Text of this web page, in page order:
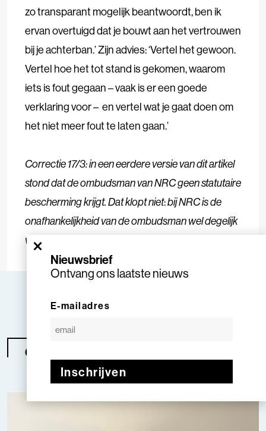
zo transparant mogelijk beantwoordt, ben ik
ervan overtuigd dat je bouwt aan het vertrouwen
bij je achterban.’ Zijn advies: ‘Vertel het gewoon.
Vertel hoe het tot stand is gekomen, waarom
iets is fout gegaan – vaak is er een goede
verklaring voor – en vertel wat je gaat doen om
het niet meer fout te laten gaan.’
Correctie17/3: in een eerdere versie van dit artikel
stond dat de ombudsman van NRC geen statutaire
bescherming krijgt. Dat klopt niet:bij NRC is de
onafhankelijkheid van de ombudsman wel degelijk
vastgelegd in de statuten.
Over de auteur
×
Nieuwsbrief
Ontvang ons laatste nieuws
E-mailadres
Inschrijven